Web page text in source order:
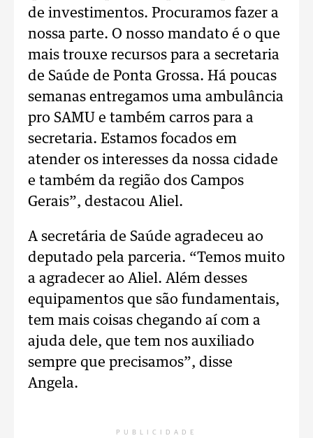
de investimentos. Procuramos fazer a
nossa parte. O nosso mandato é o que
mais trouxe recursos para a secretaria
de Saúde de Ponta Grossa. Há poucas
semanas entregamos uma ambulância
pro SAMU e também carros para a
secretaria. Estamos focados em
atender os interesses da nossa cidade
e também da região dos Campos
Gerais”, destacou Aliel.
A secretária de Saúde agradeceu ao
deputado pela parceria. “Temos muito
a agradecer ao Aliel. Além desses
equipamentos que são fundamentais,
tem mais coisas chegando aí com a
ajuda dele, que tem nos auxiliado
sempre que precisamos”, disse
Angela.
PUBLICIDADE